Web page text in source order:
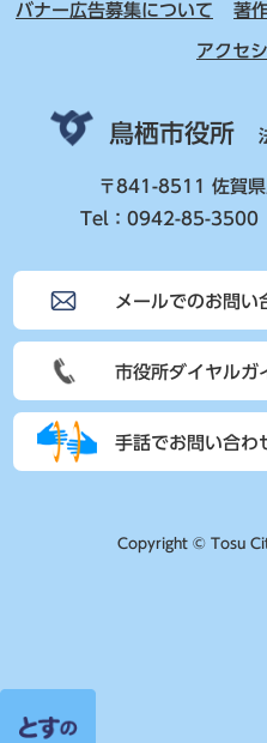
バナー広告募集について 著
アクセ
鳥栖市役所
〒841-8511 佐賀
Tel：0942-85-
メールでのお問い
市役所ダイヤルガ
手話でお問い合わ
Copyright © Tosu